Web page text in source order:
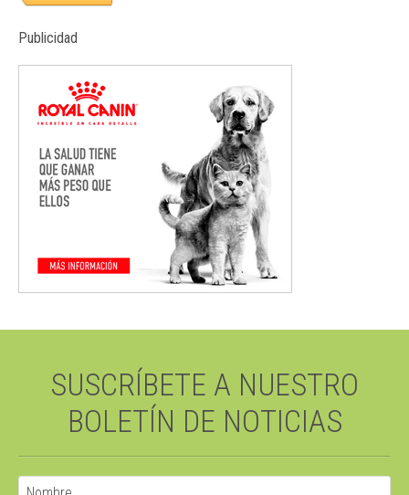
Publicidad
SUSCRÍBETE A NUESTRO
BOLETÍN DE NOTICIAS